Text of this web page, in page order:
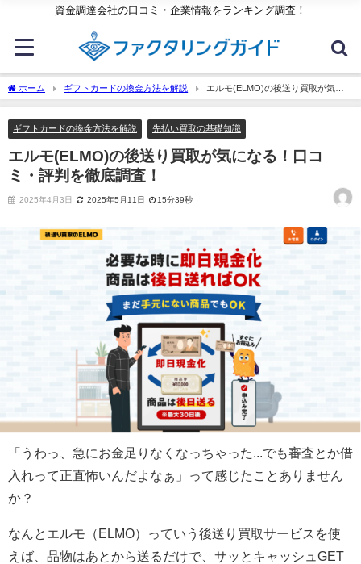
資金調達会社の口コミ・企業情報をランキング調査！
ホーム ギフトカードの換金方法を解説
エルモ(ELMO)の後送り買取が気に
なる！口コミ・評判を徹底調査！
ギフトカードの換金方法を解説 先払い買取の基礎知識
エルモ(ELMO)の後送り買取が気になる！口コ
ミ・評判を徹底調査！
2025年4月3日 2025年5月11日 15分39秒
「うわっ、急にお金足りなくなっちゃった...でも審査とか借
入れって正直怖いんだよなぁ」って感じたことありません
か？
なんとエルモ（ELMO）っていう後送り買取サービスを使
えば、品物はあとから送るだけで、サッとキャッシュGET